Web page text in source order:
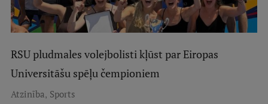
Starptautiskā sadarbība
Mobilitātes programmas
Starptautiskie projekti
RSU pludmales volejbolisti kļūst par Eiropas
Universitāšu spēļu čempioniem
Atzinība, Sports